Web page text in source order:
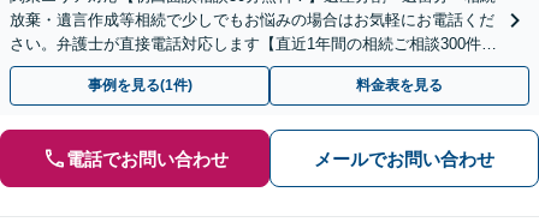
放棄・遺言作成等相続で少しでもお悩みの場合はお気軽にお電話くだ
さい。弁護士が直接電話対応します【直近1年間の相続ご相談300件以
上！＆相続の著書・セミナー多数】弁護士複数所属
事例を見る(1件) 料金表を見る
電話でお問い合わせ メールでお問い合わせ